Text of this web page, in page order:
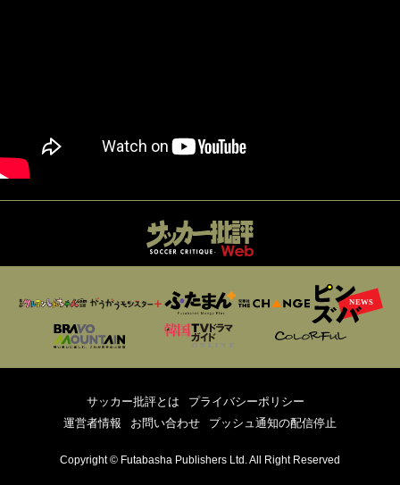
サッカー批評とは
プライバシーポリシー
運営者情報
お問い合わせ プッシュ通知の配信停止
Copyright © Futabasha Publishers Ltd. All Right Reserved